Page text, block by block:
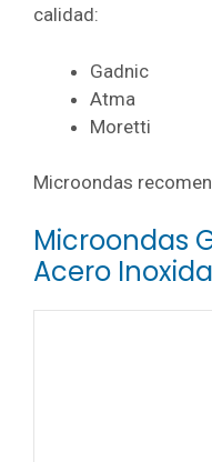
calidad:
Gadnic
Atma
Moretti
Microondas
Microondas
Acero